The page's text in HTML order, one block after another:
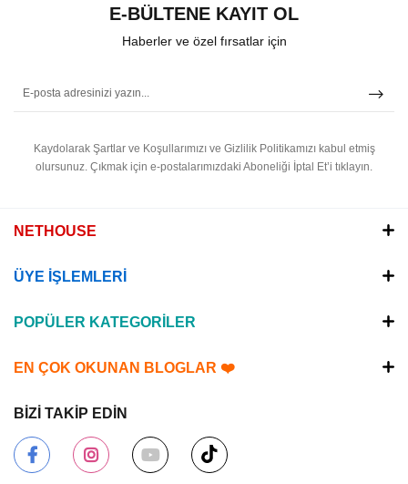
E-BÜLTENE KAYIT OL
Haberler ve özel fırsatlar için
Kaydolarak Şartlar ve Koşullarımızı ve Gizlilik Politikamızı kabul etmiş
olursunuz. Çıkmak için e-postalarımızdaki Aboneliği İptal Et’i tıklayın.
NETHOUSE
ÜYE İŞLEMLERİ
POPÜLER KATEGORİLER
EN ÇOK OKUNAN BLOGLAR ❤️
BİZİ TAKİP EDİN